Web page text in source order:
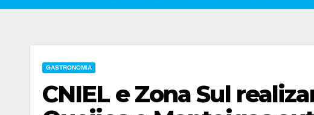
GASTRONOMIA
CNIEL e Zona Sul